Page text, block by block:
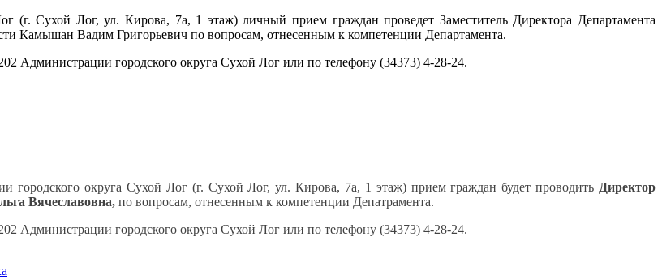
(г. Сухой Лог, ул. Кирова, 7а, 1 этаж) личный прием граждан проведет Заместитель Директора Департамента
Камышан Вадим Григорьевич по вопросам, отнесенным к компетенции Департамента.
Администрации городского округа Сухой Лог или по телефону (34373) 4-28-24.
городского округа Сухой Лог (г. Сухой Лог, ул. Кирова, 7а, 1 этаж) прием граждан будет проводить Директор
Вячеславовна, по вопросам, отнесенным к компетенции Депатрамента.
Администрации городского округа Сухой Лог или по телефону (34373) 4-28-24.